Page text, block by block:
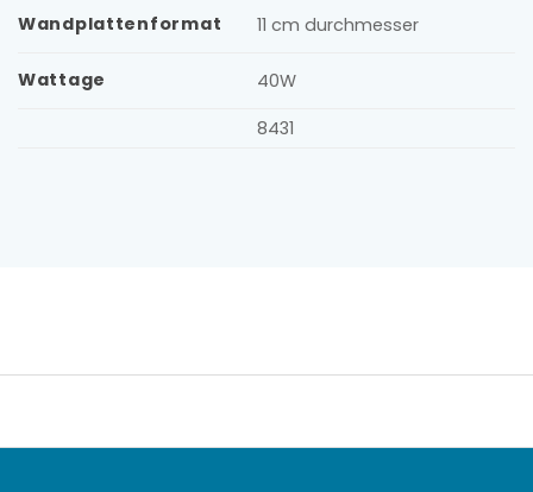
Wandplattenformat 11 cm durchmesser
Wattage
40W
8431